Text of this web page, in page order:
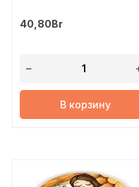
40,80Br
В корзину